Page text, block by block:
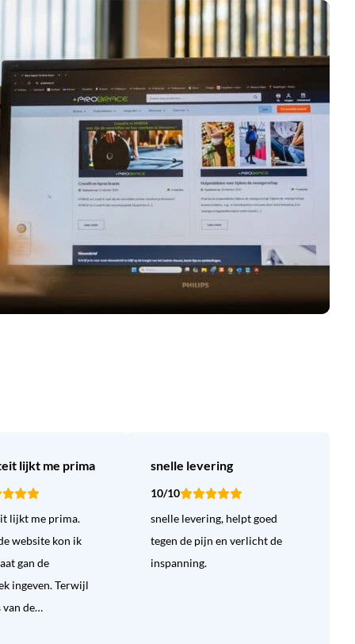
lijkt me prima
lijkt me prima.
website kon ik
gan de
ingeven. Terwijl
van de…
snelle levering
10/10
snelle levering, helpt goed
tegen de pijn en verlicht de
inspanning.